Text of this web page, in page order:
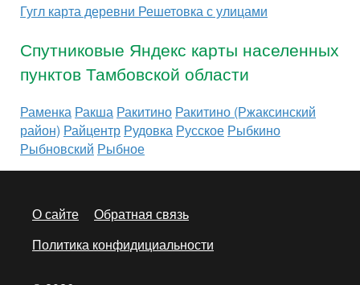
Гугл карта деревни Решетовка с улицами
Спутниковые Яндекс карты населенных
пунктов Тамбовской области
Раменка Ракша Ракитино Ракитино (Ржаксинский
район) Райцентр Рудовка Русское Рыбкино
Рыбновский Рыбное
О сайте
Обратная связь
Политика конфидициальности